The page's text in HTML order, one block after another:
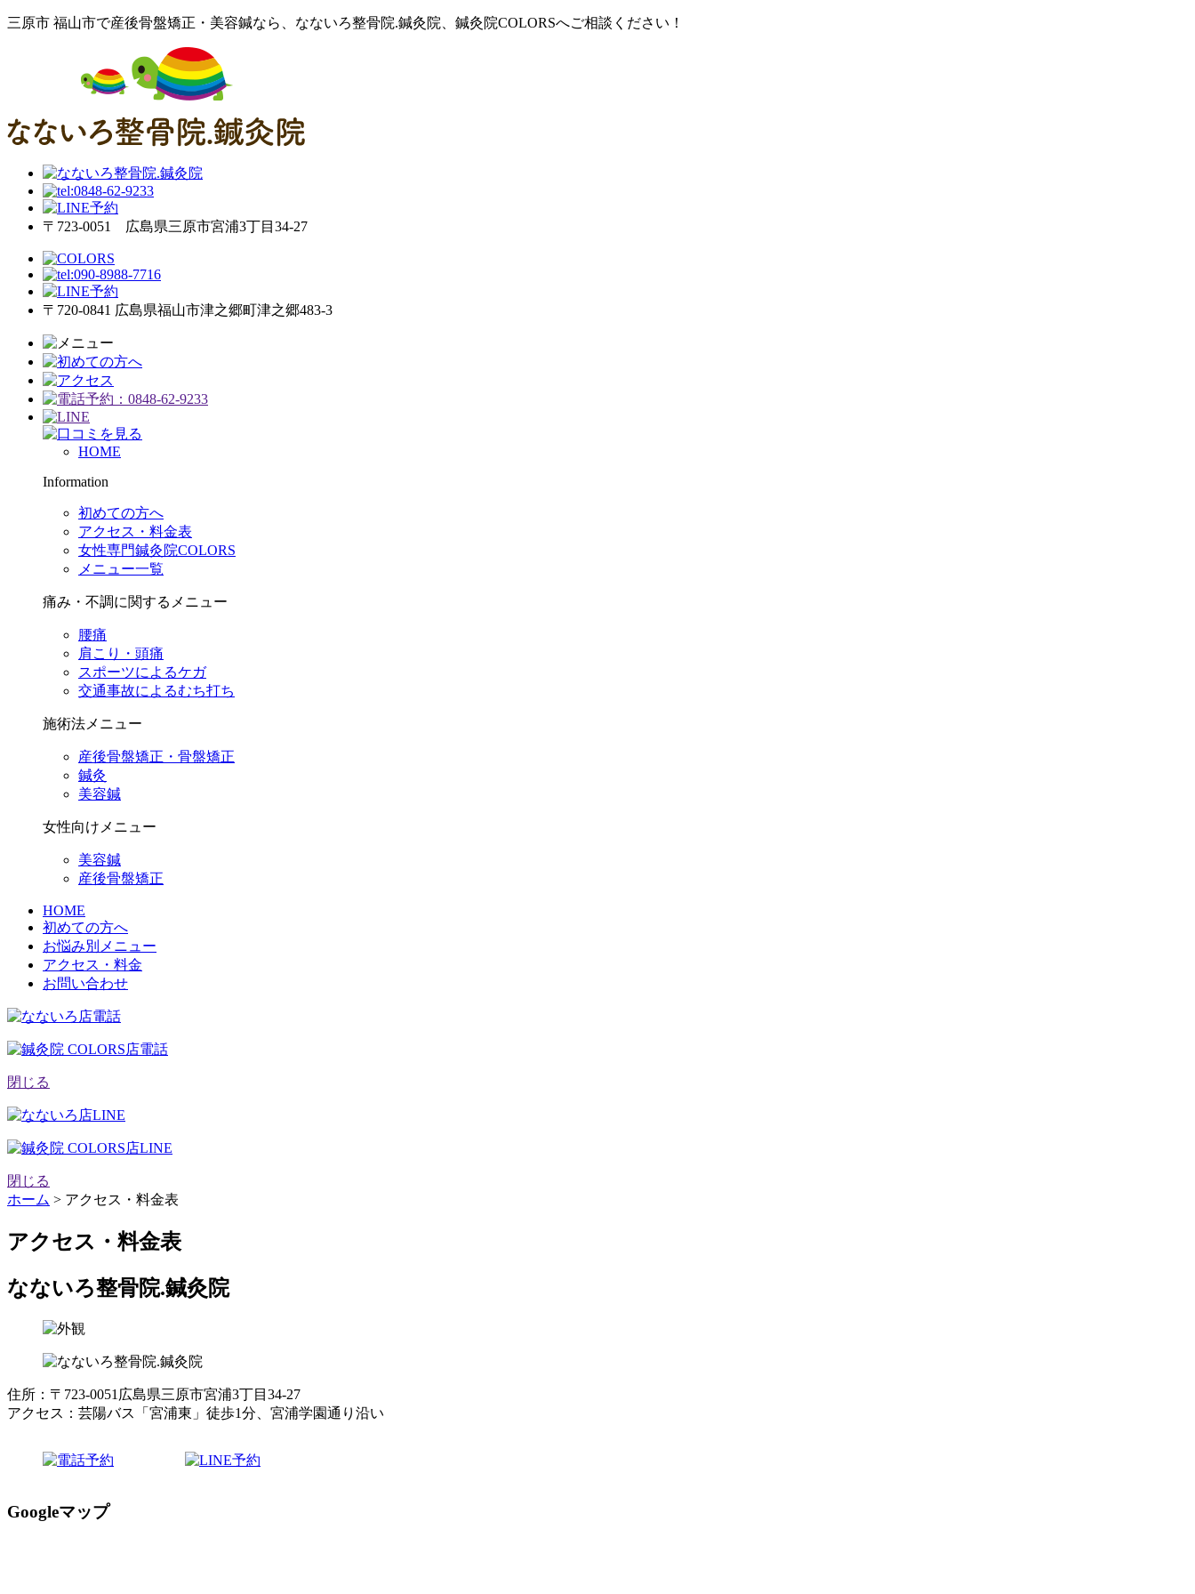
三原市 福山市で産後骨盤矯正・美容鍼なら、なないろ整骨院.鍼灸院、鍼灸院COLORSへご相談ください！
〒723-0051 広島県三原市宮浦3丁目34-27
〒720-0841 広島県福山市津之郷町津之郷483-3
HOME
Information
初めての方へ
アクセス・料金表
女性専門鍼灸院COLORS
メニュー一覧
痛み・不調に関するメニュー
腰痛
肩こり・頭痛
スポーツによるケガ
交通事故によるむち打ち
施術法メニュー
産後骨盤矯正・骨盤矯正
鍼灸
美容鍼
女性向けメニュー
美容鍼
産後骨盤矯正
HOME
初めての方へ
お悩み別メニュー
アクセス・料金
お問い合わせ
閉じる
閉じる
ホーム > アクセス・料金表
アクセス・料金表
なないろ整骨院.鍼灸院
住所：〒723-0051広島県三原市宮浦3丁目34-27
アクセス：芸陽バス「宮浦東」徒歩1分、宮浦学園通り沿い
Googleマップ